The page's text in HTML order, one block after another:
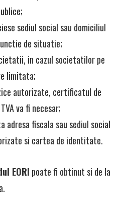
sediul social sau domiciliul
de situatie;
in cazul societatilor pe
limitata;
autorizate, certificatul de
va fi necesar;
adresa fiscala sau sediul social
si cartea de identitate.
EORI poate fi obtinut si de la